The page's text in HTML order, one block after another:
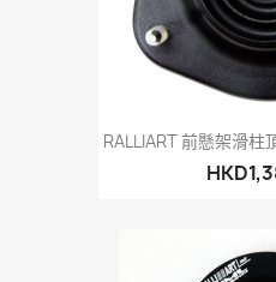
RALLIART 前懸架滑柱